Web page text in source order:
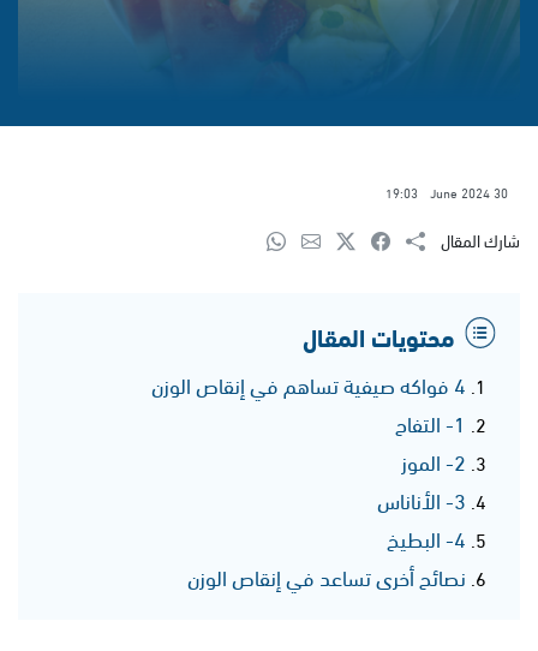
30 June 2024
19:03
شارك المقال
محتويات المقال
4 فواكه صيفية تساهم في إنقاص الوزن
1- التفاح
2- الموز
3- الأناناس
4- البطيخ
نصائح أخرى تساعد في إنقاص الوزن